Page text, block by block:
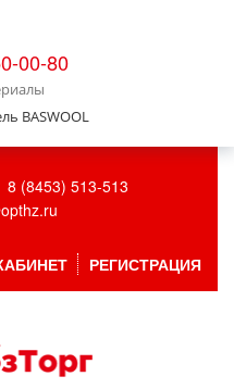
00-80
BASWOOL
8 (8453) 513-513
РЕГИСТРАЦИЯ